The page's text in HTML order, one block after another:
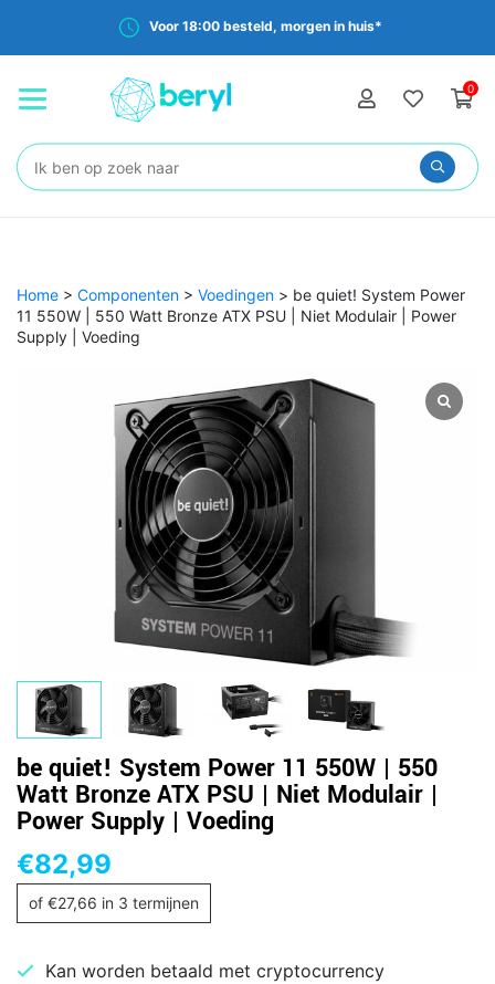
Voor 18:00 besteld, morgen in huis*
0
Zoeken:
Home > Componenten > Voedingen > be quiet! System Power
11 550W | 550 Watt Bronze ATX PSU | Niet Modulair | Power
Supply | Voeding
be quiet! System Power 11 550W | 550
Watt Bronze ATX PSU | Niet Modulair |
Power Supply | Voeding
€82,99
of €27,66 in 3 termijnen
Kan worden betaald met cryptocurrency